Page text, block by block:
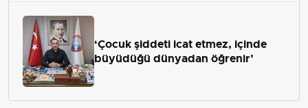
‘Çocuk şiddeti icat etmez, içinde
büyüdüğü dünyadan öğrenir’